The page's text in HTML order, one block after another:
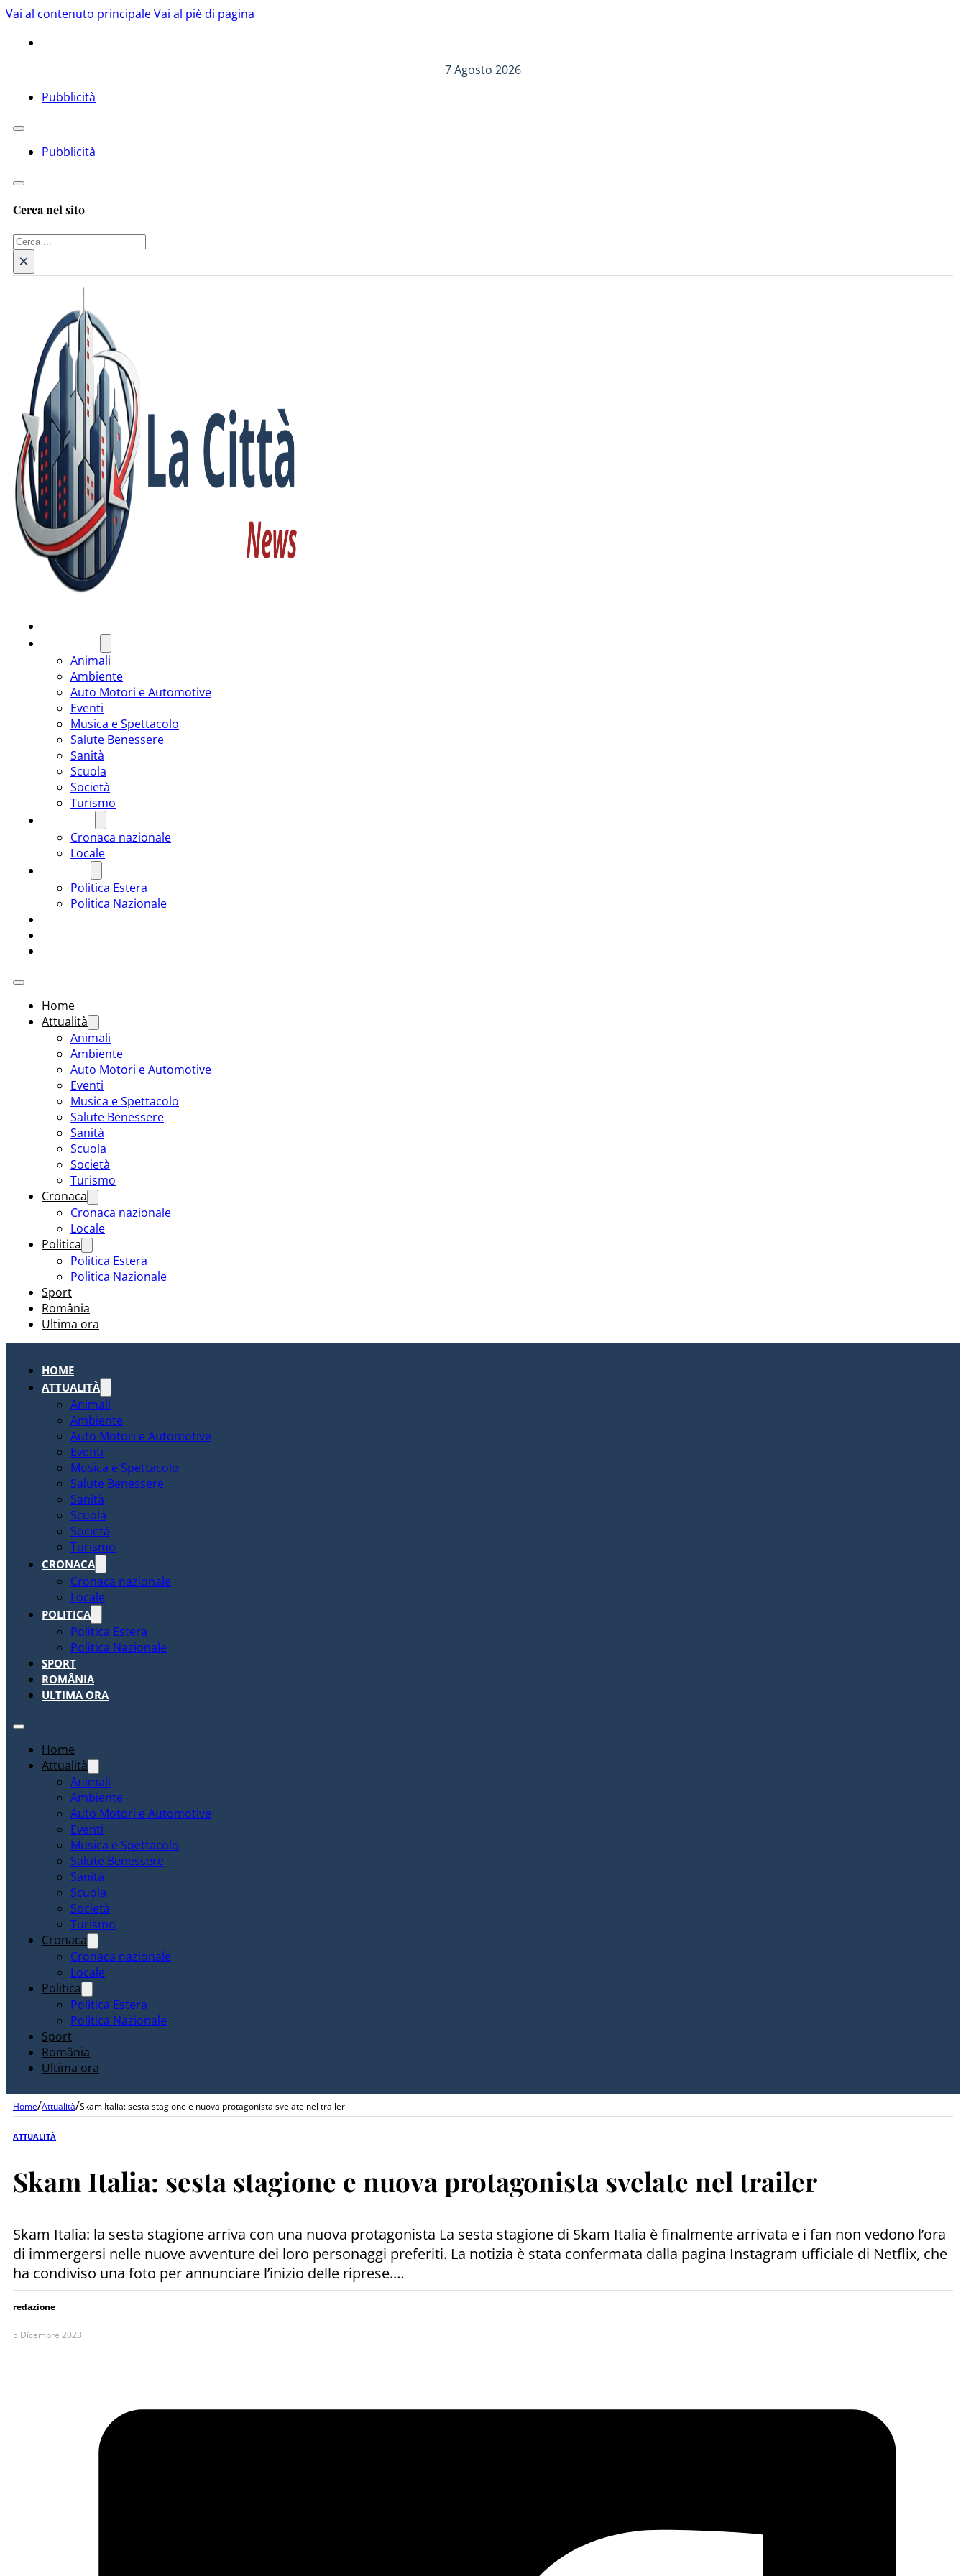
Vai al contenuto principaleVai al piè di pagina
7 Agosto 2026
Pubblicità
Pubblicità
Cerca nel sito
Cerca
×
Animali
Ambiente
Auto Motori e Automotive
Eventi
Musica e Spettacolo
Salute Benessere
Sanità
Scuola
Società
Turismo
Cronaca nazionale
Locale
Politica Estera
Politica Nazionale
Home
Attualità
Animali
Ambiente
Auto Motori e Automotive
Eventi
Musica e Spettacolo
Salute Benessere
Sanità
Scuola
Società
Turismo
Cronaca
Cronaca nazionale
Locale
Politica
Politica Estera
Politica Nazionale
Sport
România
Ultima ora
HOME
ATTUALITÀ
Animali
Ambiente
Auto Motori e Automotive
Eventi
Musica e Spettacolo
Salute Benessere
Sanità
Scuola
Società
Turismo
CRONACA
Cronaca nazionale
Locale
POLITICA
Politica Estera
Politica Nazionale
SPORT
ROMÂNIA
ULTIMA ORA
Home
Attualità
Animali
Ambiente
Auto Motori e Automotive
Eventi
Musica e Spettacolo
Salute Benessere
Sanità
Scuola
Società
Turismo
Cronaca
Cronaca nazionale
Locale
Politica
Politica Estera
Politica Nazionale
Sport
România
Ultima ora
Home/Attualità/Skam Italia: sesta stagione e nuova protagonista svelate nel trailer
ATTUALITÀ
Skam Italia: sesta stagione e nuova protagonista svelate nel trailer
Skam Italia: la sesta stagione arriva con una nuova protagonista La sesta stagione di Skam Italia è finalmente arrivata e i fan non vedono l’ora
di immergersi nelle nuove avventure dei loro personaggi preferiti. La notizia è stata confermata dalla pagina Instagram ufficiale di Netflix, che
ha condiviso una foto per annunciare l’inizio delle riprese.…
redazione
5 Dicembre 2023